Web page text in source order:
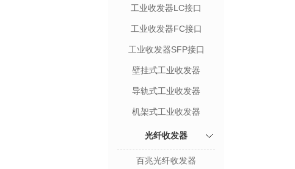
工业收发器LC接口
工业收发器FC接口
工业收发器SFP接口
壁挂式工业收发器
导轨式工业收发器
机架式工业收发器
光纤收发器
百兆光纤收发器